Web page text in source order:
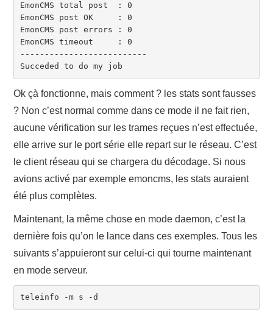
EmonCMS total post  : 0
EmonCMS post OK     : 0
EmonCMS post errors : 0
EmonCMS timeout     : 0
--------------------------
Ok çà fonctionne, mais comment ? les stats sont fausses
? Non c’est normal comme dans ce mode il ne fait rien,
aucune vérification sur les trames reçues n’est effectuée,
elle arrive sur le port série elle repart sur le réseau. C’est
le client réseau qui se chargera du décodage. Si nous
avions activé par exemple emoncms, les stats auraient
été plus complètes.
Maintenant, la même chose en mode daemon, c’est la
dernière fois qu’on le lance dans ces exemples. Tous les
suivants s’appuieront sur celui-ci qui tourne maintenant
en mode serveur.
teleinfo -m s -d